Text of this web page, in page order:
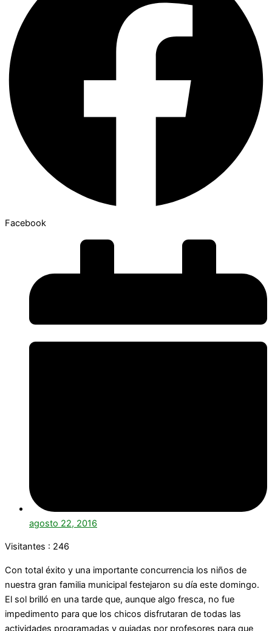
Facebook
agosto 22, 2016
Visitantes : 246
Con total éxito y una importante concurrencia los niños de
nuestra gran familia municipal festejaron su día este domingo.
El sol brilló en una tarde que, aunque algo fresca, no fue
impedimento para que los chicos disfrutaran de todas las
actividades programadas y guiadas por profesores para que